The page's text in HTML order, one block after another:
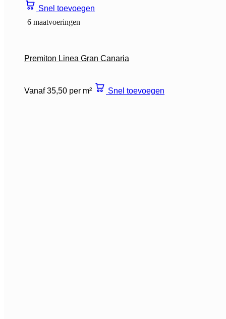
Snel toevoegen
6 maatvoeringen
Premiton Linea Gran Canaria
Vanaf 35,50 per m² Snel toevoegen